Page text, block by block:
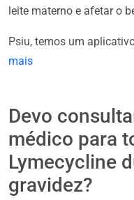
leite materno e afetar o
Psiu, temos um
mais
Devo
médico para
Lymecycline
gravidez?